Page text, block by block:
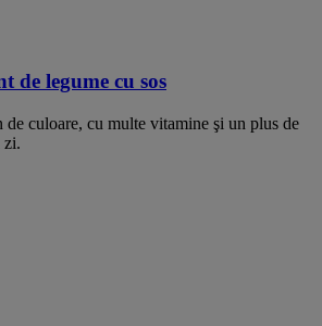
de legume cu sos
de culoare, cu multe vitamine şi un plus de
zi.